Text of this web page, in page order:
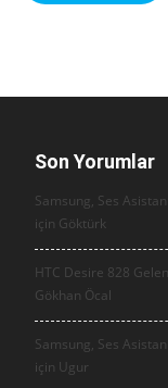
Son Yorumlar
Samsung, Ses
için Göktürk
HTC Desire 828
Gökhan Öcal
Samsung, Ses
için Ugur